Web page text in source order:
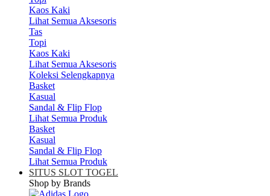
Kaos Kaki
Lihat Semua Aksesoris
Tas
Topi
Kaos Kaki
Lihat Semua Aksesoris
Koleksi Selengkapnya
Basket
Kasual
Sandal & Flip Flop
Lihat Semua Produk
Basket
Kasual
Sandal & Flip Flop
Lihat Semua Produk
SITUS SLOT TOGEL
Shop by Brands